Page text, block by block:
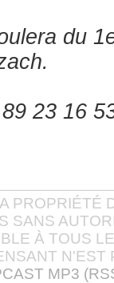
du
23 16
PROPRIÉTÉ
SANS
À TOUS
N'EST
MP3